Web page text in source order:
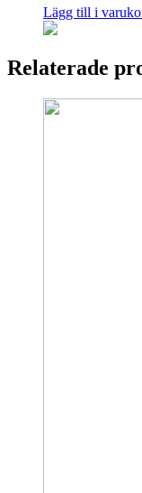
Lägg till i
Relaterade